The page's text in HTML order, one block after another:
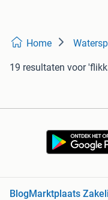
Home
19 resultaten voor
BlogMarktplaats